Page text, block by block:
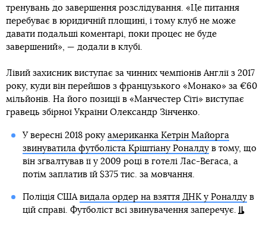
тренувань до завершення розслідування. «Це питання
перебуває в юридичній площині, і тому клуб не може
давати подальші коментарі, поки процес не буде
завершений», — додали в клубі.
Лівий захисник виступає за чинних чемпіонів Англії з 2017
року, куди він перейшов з французького «Монако» за €60
мільйонів. На його позиції в «Манчестер Сіті» виступає
гравець збірної України Олександр Зінченко.
У вересні 2018 року американка Кетрін Майорга
звинуватила футболіста Кріштіану Роналдув тому, що
він зґвалтував її у 2009 році в готелі Лас-Вегаса, а
потім заплатив їй $375 тис. за мовчання.
Поліція США видала ордер на взяття ДНК у Роналдув
цій справі. Футболіст всі звинувачення заперечує.